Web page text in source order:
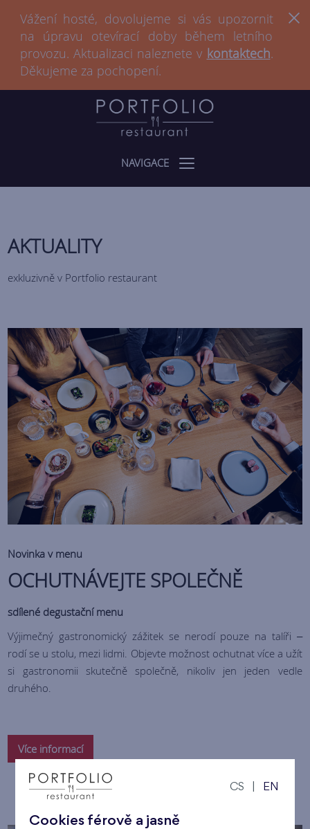
Vážení hosté, dovolujeme si vás upozornit
na úpravu otevírací doby během letního
provozu. Aktualizaci naleznete v kontaktech.
Děkujeme za pochopení.
NAVIGACE
AKTUALITY
exkluzivně v Portfolio restaurant
Novinka v menu
OCHUTNÁVEJTE SPOLEČNĚ
sdílené degustační menu
Výjimečný gastronomický zážitek se nerodí pouze na talíři –
rodí se u stolu, mezi lidmi. Objevte možnost ochutnat více a užít
si gastronomii skutečně společně, nikoliv jen jeden vedle
druhého.
Více informací
CS EN
Cookies férově a jasně